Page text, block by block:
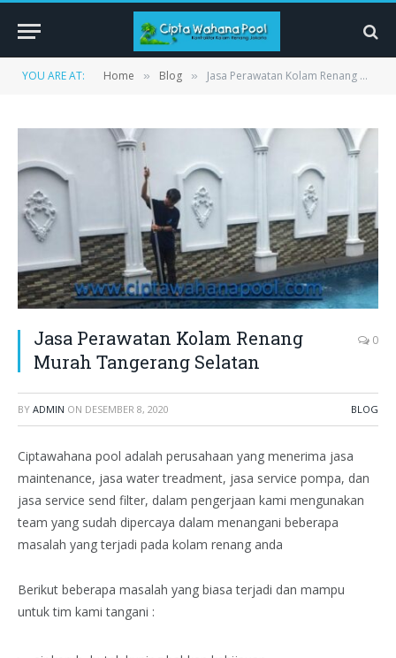
YOU ARE AT: Home » Blog » Jasa Perawatan Kolam Renang Murah Tangerang Selatan
Jasa Perawatan Kolam Renang
Murah Tangerang Selatan
0
BY ADMIN ON DESEMBER 8, 2020 BLOG
Ciptawahana pool adalah perusahaan yang menerima jasa
maintenance, jasa water treadment, jasa service pompa, dan
jasa service send filter, dalam pengerjaan kami mengunakan
team yang sudah dipercaya dalam menangani beberapa
masalah yang terjadi pada kolam renang anda
Berikut beberapa masalah yang biasa terjadi dan mampu
untuk tim kami tangani :